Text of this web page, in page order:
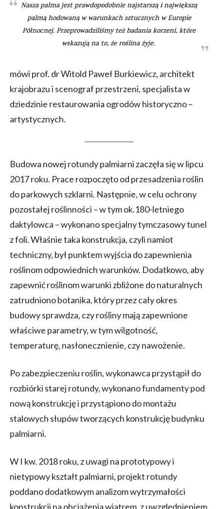
Nasza palma jest prawdopodobnie najstarszą i największą
palmą hodowaną w warunkach sztucznych w Europie
Północnej. Przeprowadziliśmy też badania korzeni, które
wskazują na to, że roślina żyje.
mówi prof. dr Witold Paweł Burkiewicz, architekt
krajobrazu i scenograf przestrzeni, specjalista w
dziedzinie restaurowania ogrodów historyczno –
artystycznych.
Budowa nowej rotundy palmiarni zaczęła się w lipcu
2017 roku. Prace rozpoczęto od przesadzenia roślin
do parkowych szklarni. Następnie, w celu ochrony
pozostałej roślinności – w tym ok.180-letniego
daktylowca – wykonano specjalny tymczasowy tunel
z foli. Właśnie taka konstrukcja, czyli namiot
techniczny, był punktem wyjścia do zapewnienia
roślinom odpowiednich warunków. Dodatkowo, aby
zapewnić roślinom warunki zbliżone do naturalnych
zatrudniono botanika, który przez cały okres
budowy sprawdza, czy rośliny mają zapewnione
właściwe parametry, w tym wilgotność,
temperaturę, nasłonecznienie, czy nawożenie.
Po zabezpieczeniu roślin, wykonawca przystąpił do
rozbiórki starej rotundy, wykonano fundamenty pod
nową konstrukcję i przystąpiono do montażu
stalowych słupów tworzących konstrukcję budynku
palmiarni.
W I kw. 2018 roku, z uwagi na prototypowy i
nietypowy kształt palmiarni, projekt rotundy
poddano dodatkowym analizom wytrzymałości
konstrukcji na obciążenia wiatrem, z uwzględnieniem